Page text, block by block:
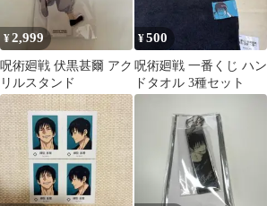
¥2,999
呪術廻戦 伏黒甚爾 アク
リルスタンド
¥500
呪術廻戦 一番くじ ハン
ドタオル 3種セット